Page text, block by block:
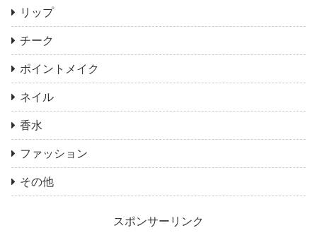
リップ
チーク
ポイントメイク
ネイル
香水
ファッション
その他
スポンサーリンク